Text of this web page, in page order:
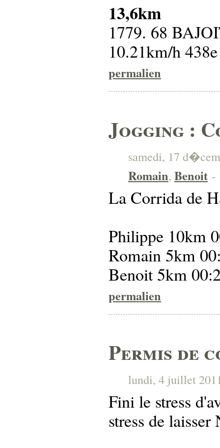
13,6km
1779. 68
10.21km/h
permalien
Jogging :
samedi, 17
Romain, Benoit -
La Corrida de
Philippe 10km
Romain 5km
Benoit 5km
permalien
Permis de
lundi, 4 juillet
Fini le stress
stress de